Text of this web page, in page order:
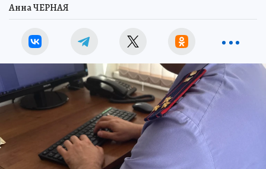
Анна ЧЕРНАЯ